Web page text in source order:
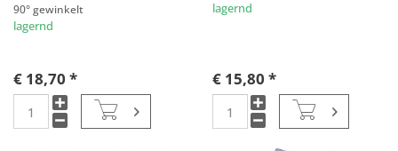
90° gewinkelt
lagernd
€ 18,70 *
lagernd
€ 15,80 *